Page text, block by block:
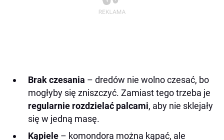
Brak czesania – dredów nie wolno czesać, bo
mogłyby się zniszczyć. Zamiast tego trzeba je
regularnie rozdzielać palcami, aby nie sklejały
się w jedną masę.
Kąpiele – komondora można kąpać, ale